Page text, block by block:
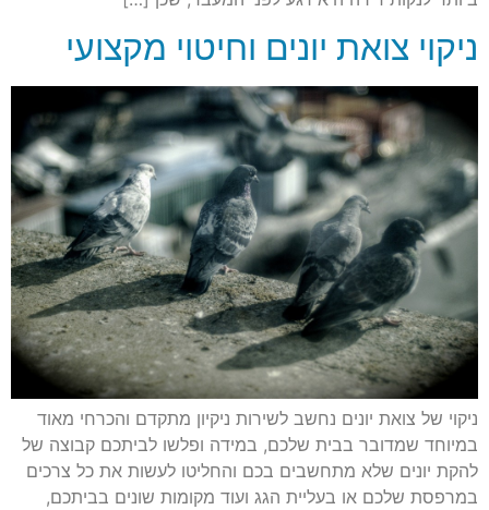
ניקוי צואת יונים וחיטוי מקצועי
ניקוי של צואת יונים נחשב לשירות ניקיון מתקדם והכרחי מאוד
במיוחד שמדובר בבית שלכם, במידה ופלשו לביתכם קבוצה של
להקת יונים שלא מתחשבים בכם והחליטו לעשות את כל צרכים
במרפסת שלכם או בעליית הגג ועוד מקומות שונים בביתכם,